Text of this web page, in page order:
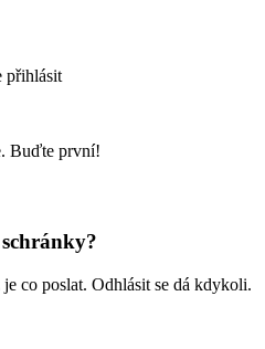
přihlásit
Buďte první!
co poslat. Odhlásit se dá kdykoli.